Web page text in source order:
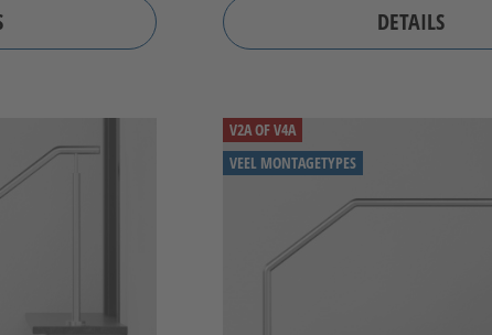
DETAILS
V2A OF V4A
VEEL MONTAGETYPES